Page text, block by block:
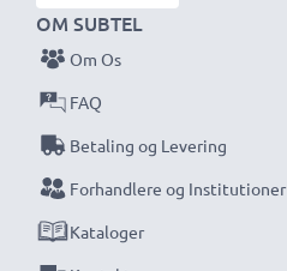
OM SUBTEL
Om Os
FAQ
Betaling og Levering
Forhandlere og Institutioner
Kataloger